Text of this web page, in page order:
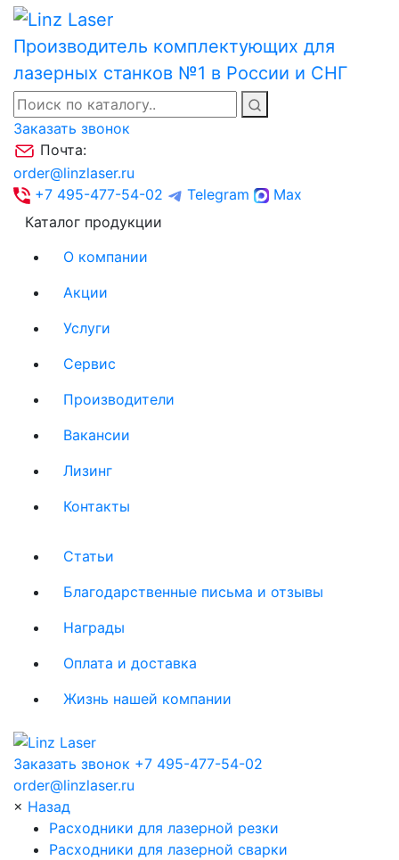
Производитель комплектующих для
лазерных станков №1 в России и СНГ
Заказать звонок
Почта:
order@linzlaser.ru
+7 495-477-54-02
Telegram
Max
Каталог продукции
О компании
Акции
Услуги
Сервис
Производители
Вакансии
Лизинг
Контакты
Статьи
Благодарственные письма и отзывы
Награды
Оплата и доставка
Жизнь нашей компании
Заказать звонок +7 495-477-54-02
order@linzlaser.ru
× Назад
Расходники для лазерной резки
Расходники для лазерной сварки